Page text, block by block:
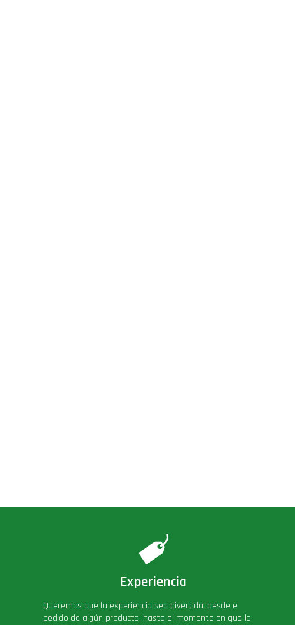
Experiencia
Queremos que la experiencia sea divertida, desde el
pedido de algún producto, hasta el momento en que lo